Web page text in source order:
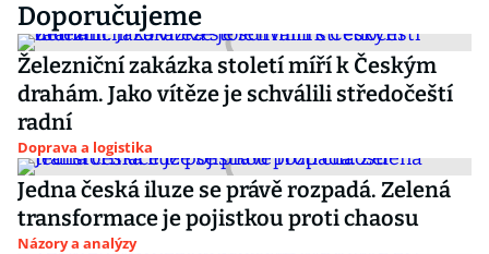
Doporučujeme
Železniční zakázka století míří k Českým
drahám. Jako vítěze je schválili středočeští
radní
Doprava a logistika
Jedna česká iluze se právě rozpadá. Zelená
transformace je pojistkou proti chaosu
Názory a analýzy